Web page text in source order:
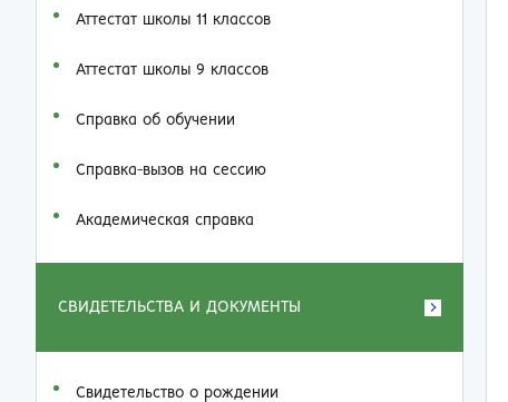
Аттестат школы 11 классов
Аттестат школы 9 классов
Справка об обучении
Справка-вызов на сессию
Академическая справка
СВИДЕТЕЛЬСТВА И ДОКУМЕНТЫ
Свидетельство о рождении